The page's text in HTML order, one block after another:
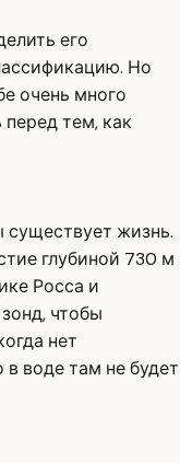
его
Но
очень много
тем, как
жизнь.
глубиной 730 м
Росса и
чтобы
нет
воде там не будет